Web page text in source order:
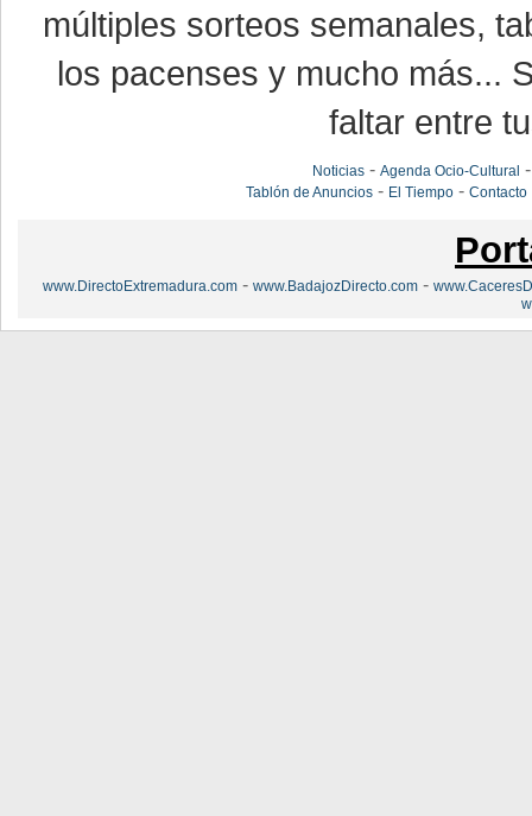
múltiples sorteos semanales,
los pacenses y mucho más...
faltar entre
Noticias -Agenda Ocio-Cultural
Tablón de Anuncios - El Tiempo -Contacto
www.DirectoExtremadura.com - www.BadajozDirecto.com -